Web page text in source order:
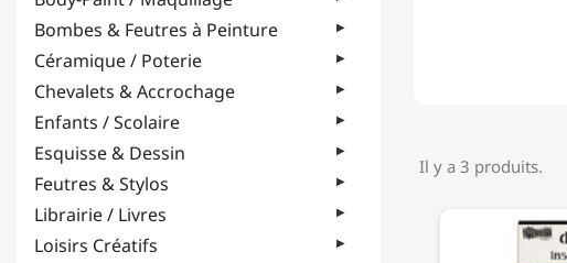
Bombes & Feutres à Peinture
Céramique / Poterie
Chevalets & Accrochage
Enfants / Scolaire
Esquisse & Dessin
Feutres & Stylos
Librairie / Livres
Loisirs Créatifs
Il y a 3 produits.